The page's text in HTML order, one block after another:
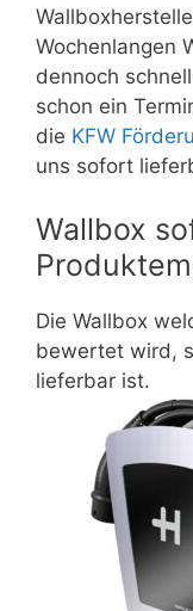
Wochenlangen
dennoch
schon ein
die KFW
uns sofort
Wallbox
Die Wallbox
bewertet wird,
lieferbar ist.